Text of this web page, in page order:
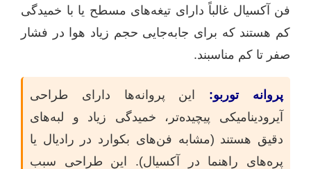
فن آکسیال غالباً دارای تیغه‌های مسطح یا با خمیدگی
کم هستند که برای جابه‌جایی حجم زیاد هوا در فشار
صفر تا کم مناسبند.
پروانه توربو: این پروانه‌ها دارای طراحی
آیرودینامیکی پیچیده‌تر، خمیدگی زیاد و لبه‌های
دقیق هستند (مشابه فن‌های بکوارد در رادیال یا
پره‌های راهنما در آکسیال). این طراحی سبب